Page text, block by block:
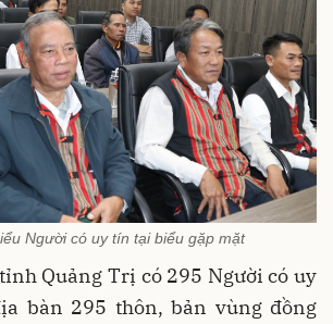
Người có uy tín tại biểu gặp mặt
Quảng Trị có 295 Người có uy
bàn 295 thôn, bản vùng đồng